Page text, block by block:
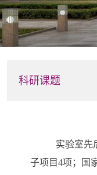
科研课题
实验室先
子项目4项；国